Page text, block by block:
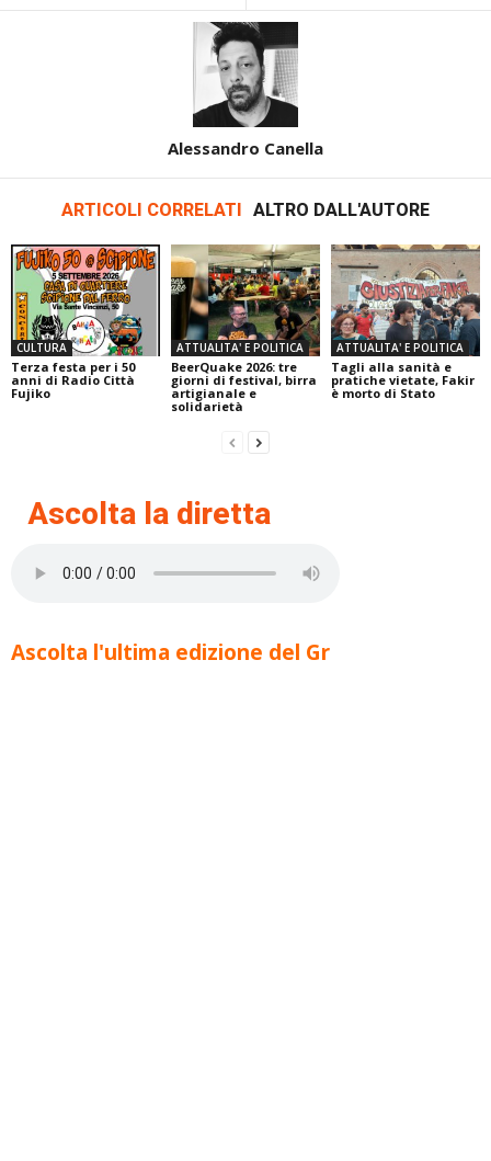
Alessandro Canella
ARTICOLI CORRELATI ALTRO DALL'AUTORE
CULTURA
Terza festa per i 50
anni di Radio Città
Fujiko
ATTUALITA' E POLITICA
BeerQuake 2026: tre
giorni di festival, birra
artigianale e
solidarietà
ATTUALITA' E POLITICA
Tagli alla sanità e
pratiche vietate, Fakir
è morto di Stato
Ascolta la diretta
Ascolta l'ultima edizione del Gr